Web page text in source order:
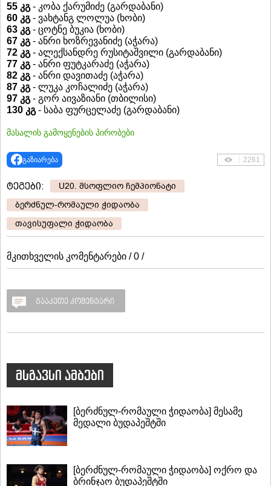
55 კგ- კობა ქარუმიძე (გარდაბანი)
60 კგ- ვახტანგ ლოლუა (ხობი)
63 კგ- ცოტნე ბუკია (ხობი)
67 კგ- ანრი ხოზრევანიძე (აჭარა)
72 კგ- ალექსანდრე რუსიტაშვილი (გარდაბანი)
77 კგ- ანრი ფუტკარაძე (აჭარა)
82 კგ- ანრი დავითაძე (აჭარა)
87 კგ- ლუკა კოჩალიძე (აჭარა)
97 კგ- გორ აივაზიანი (თბილისი)
130 კგ- საბა ფურცელაძე (გარდაბანი)
მასალის გამოყენების პირობები
გაზიარება 2261
ტეგები:
U20. მსოფლიო ჩემპიონატი
ბერძნულ-რომაული ჭიდაობა
თავისუფალი ჭიდაობა
მკითხველის კომენტარები / 0 /
გააკეთე კომენტარი
მსგავსი ამბები
[ბერძნულ-რომაული ჭიდაობა] მესამე
მედალი ბუდაპეშტში
[ბერძნულ-რომაული ჭიდაობა] ოქრო და
ბრინჯაო ბუდაპეშტში